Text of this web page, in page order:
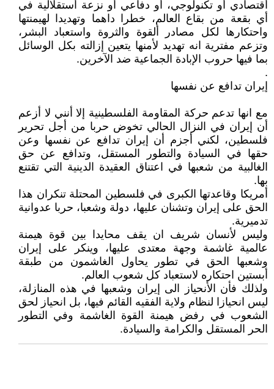
أقتصادي أو تكنولوجي، أو دفاعي أو نزعة أستقلالية في
أي بقعة من بقاع العالم، خطرا داهما وتهديدا لهيمنتها
واحتكارها لكل مصادر ألقوة والثروة واستعباد البشر،
وتزعم مفترية انه تهديد لأمنها يتعين إزالته بكل الوسائل
بما فيها حروب الإبادة الجماعية ضد الآخرين.
.
إيران تدافع عن نفسها
مع انها تدعم حركة المقاومة الفلسطينية إلا أنني لا أزعم
أن إيران في النزال الحالي تخوض حربا من أجل تحرير
فلسطين، لكني أجزم أن إيران تدافع عن نفسها وعن
حقها في السيادة والتطور المستقل، وتدافع عن حق
الغالبية من شعبها في اعتناق العقيدة الدينية التي تقتنع
بها.
أمريكا وقاعدتها الكبرى في فلسطين المحتلة تنكران هذا
الحق على إيران وتشنان عليها، دولة وشعبا، حربا عدوانية
تدميرية.
وليس لأنسان شريف ان يقف محايدا بين قوة هيمنة
عالمية غاشمة وجهة معتدى عليها، وينكر على إيران
وشعبها الحق في تطور يحاول الغاشمون من طبقة
أبستين احتكاره لاستعباد كل شعوب العالم.
ولذلك فأن الأنحياز الى إيران وشعبها في هذه المنازلة،
ليس انحيازا لنظام ولاية الفقيه القائم فيها، بل انحياز لحق
الشعوب في رفض هيمنة القوة الغاشمة وفي التطور
الحر المستقل والكرامة والسيادة.